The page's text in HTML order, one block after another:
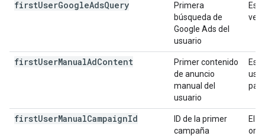
firstUserGoogleAdsQuery
Primera
búsqueda de
Google Ads del
usuario
Es
vez.
firstUserManualAdContent
Primer contenido
de anuncio
manual del
usuario
Es
firstUserManualCampaignId
ID de la primer
campaña
El